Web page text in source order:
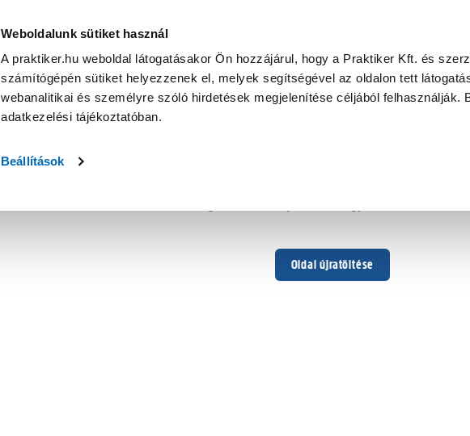
Weboldalunk sütiket használ
A praktiker.hu weboldal látogatásakor Ön hozzájárul, hogy a Praktiker Kft. és
számítógépén sütiket helyezzenek el, melyek segítségével az oldalon tett
webanalitikai és személyre szóló hirdetések megjelenítése céljából felhasználják.
adatkezelési tájékoztatóban.
Beállítások
Oldal újratöltése